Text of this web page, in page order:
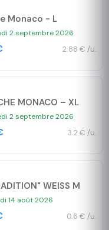
Monaco - L
2 septembre 2026
2.88 € /u.
MONACO – XL
2 septembre 2026
3.2 € /u.
WEISS M
14 août 2026
0.6 € /u.